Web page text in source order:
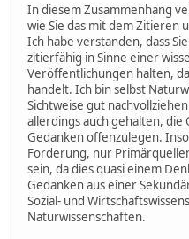
In diesem Zusammenhang
wie Sie das mit dem Zitieren
Ich habe verstanden, dass
zitierfähig in Sinne einer
Veröffentlichungen halten,
handelt. Ich bin selbst
Sichtweise gut
allerdings auch gehalten,
Gedanken offenzulegen.
Forderung, nur
sein, da dies quasi einem
Gedanken aus einer
Sozial- und
Naturwissenschaften.